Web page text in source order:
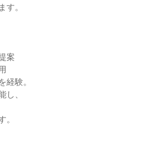
す。
案
経験。
し、
。